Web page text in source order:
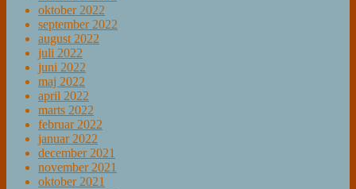
oktober 2022
september 2022
august 2022
juli 2022
juni 2022
maj 2022
april 2022
marts 2022
februar 2022
januar 2022
december 2021
november 2021
oktober 2021